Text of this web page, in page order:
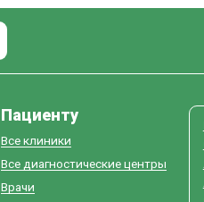
Пациенту
Все клиники
Все диагностические центры
Врачи